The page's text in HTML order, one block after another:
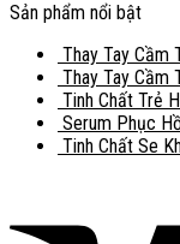
Sản phẩm nổi bật
Thay Tay Cầm
Thay Tay Cầm
Tinh Chất Trẻ
Serum Phục
Tinh Chất Se